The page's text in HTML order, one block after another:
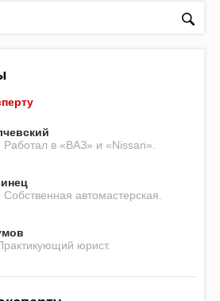
Работал в «ВАЗ» и «Nissan».
Собственная автомастерская.
юрист.